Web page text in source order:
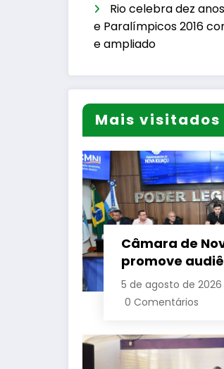
Rio celebra dez
e Paralímpicos 2016
e ampliado
Mais visitados
Câmara de
promove
para cobrar
fornecimento
5 de agosto de 2026
0 Comentários